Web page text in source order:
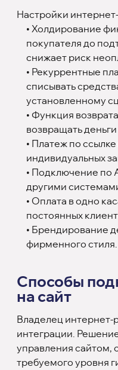
Настройки
• Холдирование
покупателя до
снижает риск
• Рекуррентные
списывать
установленному
• Функция
возвращать
• Платеж по
индивидуальных
• Подключение по
другими
• Оплата в одно
постоянных
• Брендирование
фирменного стиля.
Способы
на сайт
Владелец интернет-
интеграции.
управления сайтом,
требуемого уровня